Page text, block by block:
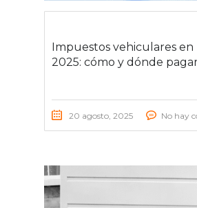
Impuestos vehiculares
2025: cómo y dónde
20 agosto, 2025 No hay